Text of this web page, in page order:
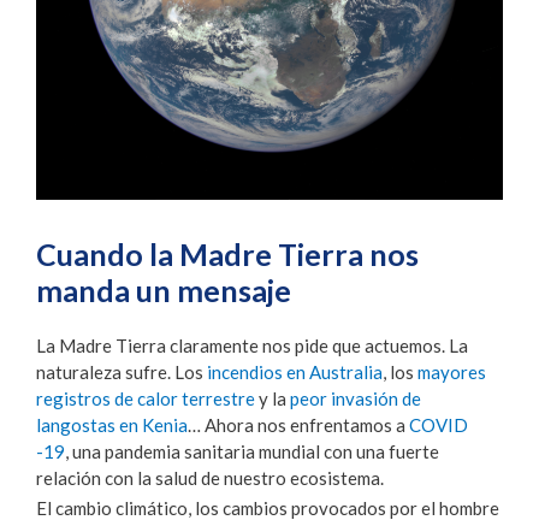
Cuando la Madre Tierra nos
manda un mensaje
La Madre Tierra claramente nos pide que actuemos. La
naturaleza sufre. Los incendios en Australia, los mayores
registros de calor terrestrey la peor invasión de
langostas en Kenia… Ahora nos enfrentamos a COVID
-19, una pandemia sanitaria mundial con una fuerte
relación con la salud de nuestro ecosistema.
El cambio climático, los cambios provocados por el hombre